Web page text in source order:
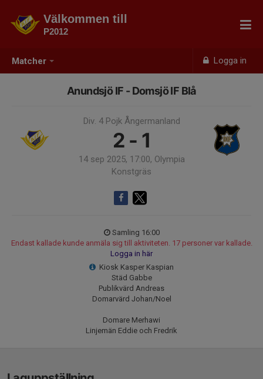
Matcher Logga in
Välkommen till
P2012
Anundsjö IF - Domsjö IF Blå
Div. 4 Pojk Ångermanland
2 - 1
14 sep 2025, 17:00, Olympia
Konstgräs
Samling 16:00
Endast kallade kunde anmäla sig till aktiviteten. 17 personer var kallade.
Logga in här
Kiosk Kasper Kaspian
Städ Gabbe
Publikvärd Andreas
Domarvärd Johan/Noel
Domare Merhawi
Linjemän Eddie och Fredrik